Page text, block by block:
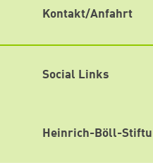
Kontakt/Anfahrt
Antonstraße 31
eMail
Social Links
Bluesky
Heinrich-Böll-